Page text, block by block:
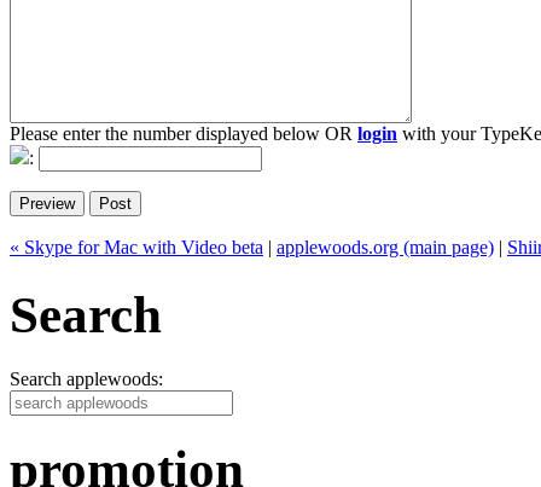
Please enter the number displayed below OR login with your
:
« Skype for Mac with Video beta applewoods.org (main page)
Search
Search applewoods:
promotion